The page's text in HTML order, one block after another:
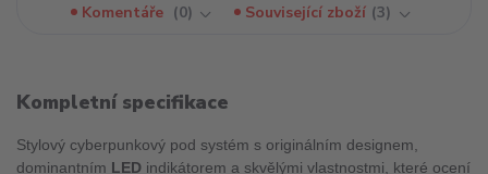
Komentáře
0 Související zboží 3
Kompletní specifikace
Stylový cyberpunkový pod systém s originálním designem,
dominantním LED indikátorem a skvělými vlastnostmi, které ocení